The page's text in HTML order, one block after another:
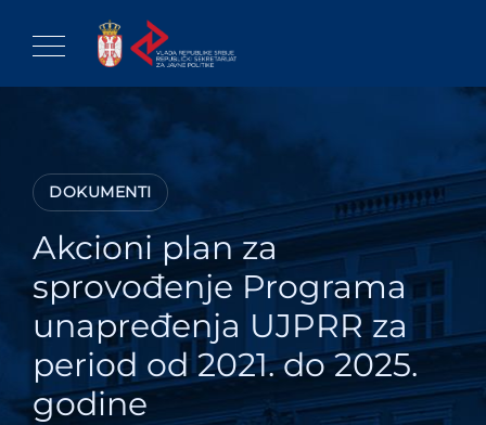
content
DOKUMENTI
Akcioni plan za
sprovođenje Programa
unapređenja UJPRR za
period od 2021. do 2025.
godine